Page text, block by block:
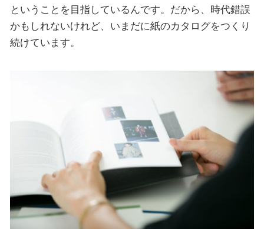
ということを目指しているんです。だから、時代錯誤
かもしれないけれど、いまだに紙のカタログをつくり
続けています。